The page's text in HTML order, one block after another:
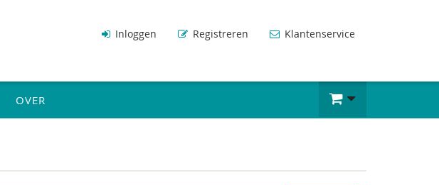
Inloggen Registreren Klantenservice
OVER